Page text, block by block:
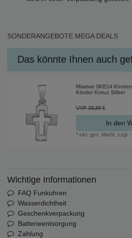
SONDERANGEBOTE MEGA DEALS
Das könnte Ihnen auch
Miamar SKE14
Kinder Kreuz Silber
UVP 39,90 €
In den
* inkl. ges. MwSt. zzgl.
Wichtige Informationen
FAQ Funkuhren
Wasserdichtheit
Geschenkverpackung
Batterieentsorgung
Zahlung